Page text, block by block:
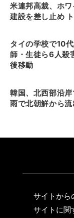
米連邦高裁、ホ
建設を差し止め
タイの学校で10
師・生徒ら6人殺
後移動
韓国、北西部沿
雨で北朝鮮から
サイトから
サイトに関